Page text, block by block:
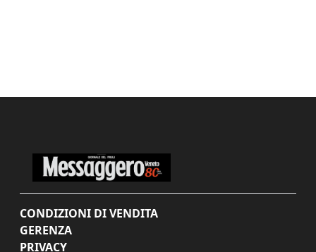
CONDIZIONI DI VENDITA
GERENZA
PRIVACY